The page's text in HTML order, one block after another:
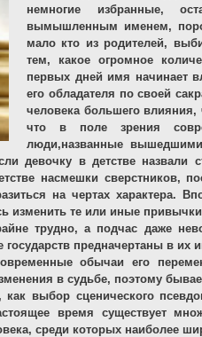
немногие избранные,
вымышленным именем,
мало кто из родителей,
тем, какое огромное
первых дней имя начинает
его обладателя по своей
человека большего влияния,
что в поле зрения
люди,названные
девочку в детстве
насмешки сверстников,
на чертах характера.
изменить те или иные
трудно, а подчас даже
предначертаны в их
обычаи его
в судьбе, поэтому
выбор сценического
время существует
среди которых наиболее